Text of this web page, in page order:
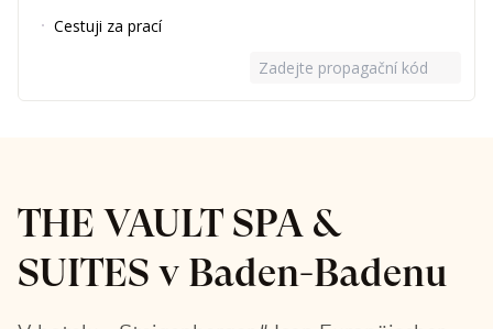
Cestuji za prací
Zadejte propagační kód
THE VAULT SPA &
SUITES v Baden-Badenu